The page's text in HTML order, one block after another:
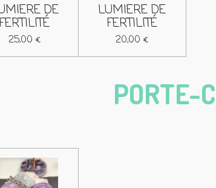
DE
FERTILITÉ
25,00 €
LUMIERE DE
FERTILITÉ
20,00 €
PORTE-